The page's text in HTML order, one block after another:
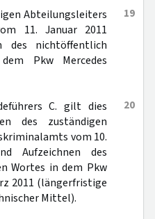
19
Abteilungsleiters
11. Januar 2011
des nichtöffentlich
Pkw Mercedes
20
C. gilt dies
des zuständigen
vom 10.
Aufzeichnen des
Wortes in dem Pkw
2011 (längerfristige
Mittel).